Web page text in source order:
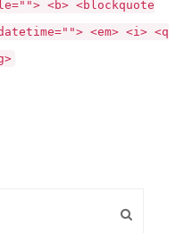
<b> <blockquote
<em> <i> <q